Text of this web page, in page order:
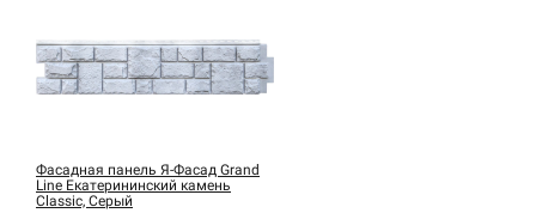
Фасадная панель Я-Фасад Grand
Line Екатерининский камень
Classic, Серый